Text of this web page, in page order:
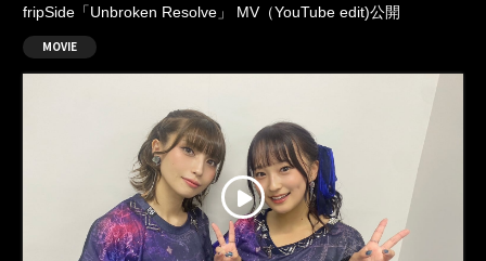
fripSide「Unbroken Resolve」 MV（YouTube edit)公開
MOVIE